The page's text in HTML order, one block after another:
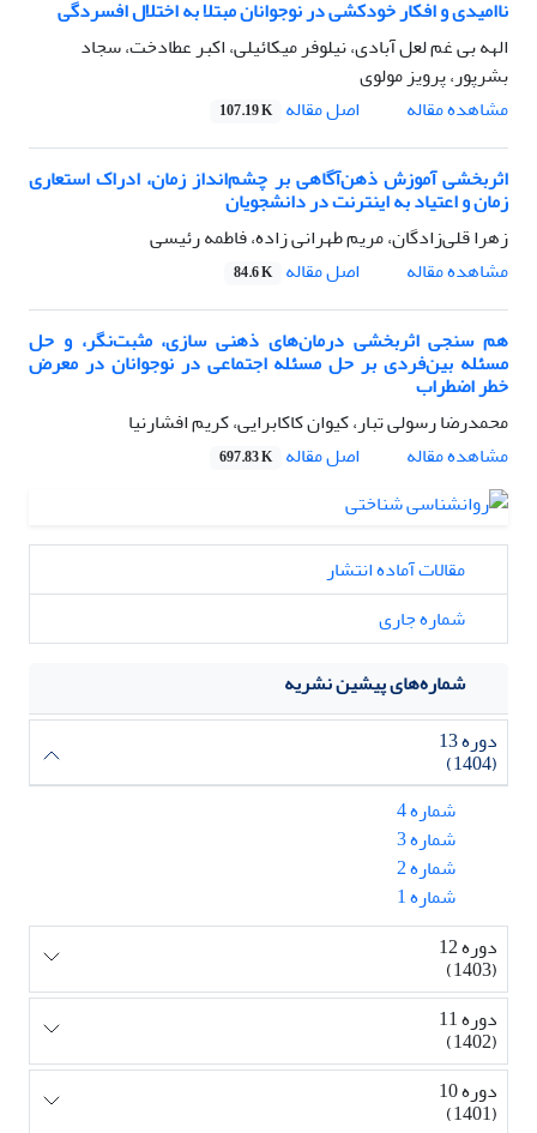
ناامیدی و افکار خودکشی در نوجوانان مبتلا به اختلال افسردگی
الهه بی غم لعل آبادی، نیلوفر میکائیلی، اکبر عطادخت، سجاد
بشرپور، پرویز مولوی
مشاهده مقاله
اصل مقاله 107.19 K
اثربخشی آموزش ذهن‌آگاهی بر چشم‌انداز زمان، ادراک استعاری
زمان و اعتیاد به اینترنت در دانشجویان
زهرا قلی‌زادگان، مریم طهرانی زاده، فاطمه رئیسی
مشاهده مقاله
اصل مقاله 84.6 K
هم سنجی اثربخشی درمان‌های ذهنی سازی، مثبت‌نگر، و حل
مسئله بین‌فردی بر حل مسئله اجتماعی در نوجوانان در معرض
خطر اضطراب
محمدرضا رسولی تبار، کیوان کاکابرایی، کریم افشارنیا
مشاهده مقاله
اصل مقاله 697.83 K
مقالات آماده انتشار
شماره جاری
شماره‌های پیشین نشریه
دوره 13
(1404)
شماره 4
شماره 3
شماره 2
شماره 1
دوره 12
(1403)
دوره 11
(1402)
دوره 10
(1401)